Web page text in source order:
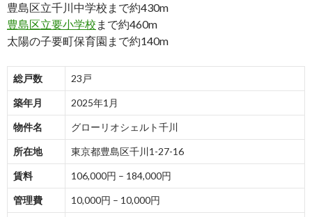
豊島区立千川中学校まで約430m
豊島区立要小学校 まで約460m
太陽の子要町保育園まで約140m
総戸数 23戸
築年月 2025年1月
物件名 グローリオシェルト千川
所在地 東京都豊島区千川1-27-16
賃料 106,000円 – 184,000円
管理費 10,000円 – 10,000円